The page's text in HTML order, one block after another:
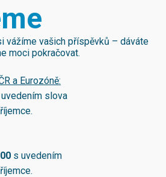
vážíme vašich příspěvků – dáváte
moci pokračovat.
a Eurozóně:
slova
s uvedením